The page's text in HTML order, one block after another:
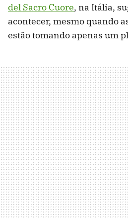
del Sacro Cuore, na Itália,
acontecer, mesmo quando
estão tomando apenas um